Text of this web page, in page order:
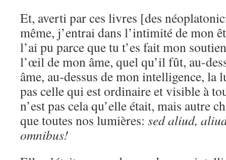
Et, averti par ces livres [des
même, j’entrai dans l’intimité de mon
l’ai pu parce que tu t’es fait mon
l’œil de mon âme, quel qu’il fût, au-
âme, au-dessus de mon intelligence, la
pas celle qui est ordinaire et visible à
n’est pas cela qu’elle était, mais autre
que toutes nos lumières: sed aliud,
omnibus!